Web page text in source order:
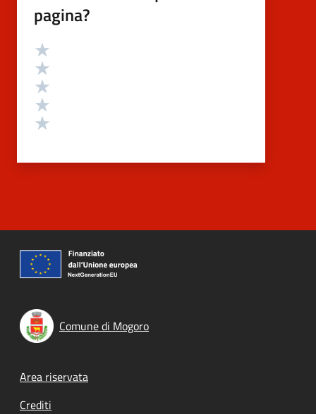
pagina?
Valutazione
Comune di Mogoro
Footer menu
Area riservata
Crediti